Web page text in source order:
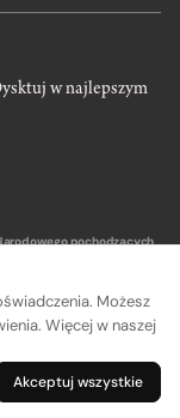
w najlepszym
pochodzących
Możesz
Więcej w naszej
Akceptuj wszystkie